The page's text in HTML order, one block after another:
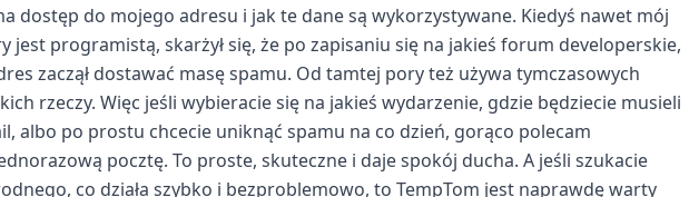
dostęp do mojego adresu i jak te dane są wykorzystywane. Kiedyś nawet mój
jest programistą, skarżył się, że po zapisaniu się na jakieś forum developerskie,
zaczął dostawać masę spamu. Od tamtej pory też używa tymczasowych
rzeczy. Więc jeśli wybieracie się na jakieś wydarzenie, gdzie będziecie musieli
albo po prostu chcecie uniknąć spamu na co dzień, gorąco polecam
pocztę. To proste, skuteczne i daje spokój ducha. A jeśli szukacie
co działa szybko i bezproblemowo, to TempTom jest naprawdę warty